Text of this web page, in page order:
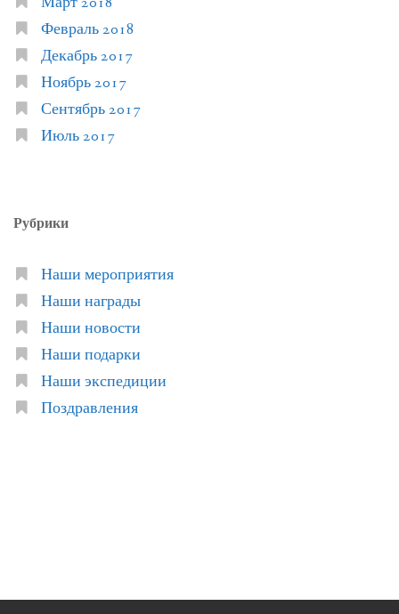
Февраль 2018
Декабрь 2017
Ноябрь 2017
Сентябрь 2017
Июль 2017
Рубрики
Наши мероприятия
Наши награды
Наши новости
Наши подарки
Наши экспедиции
Поздравления